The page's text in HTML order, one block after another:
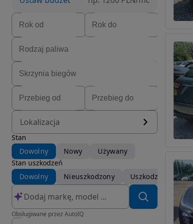
Lokalizacja
Stan
Dowolny
Nowy
Używany
Stan uszkodzeń
Dowolny
Nieuszkodzony Uszkodzony
Obsługiwane przez AutoIQ